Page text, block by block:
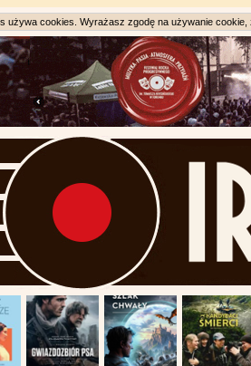
używa cookies. Wyrażasz zgodę na używanie